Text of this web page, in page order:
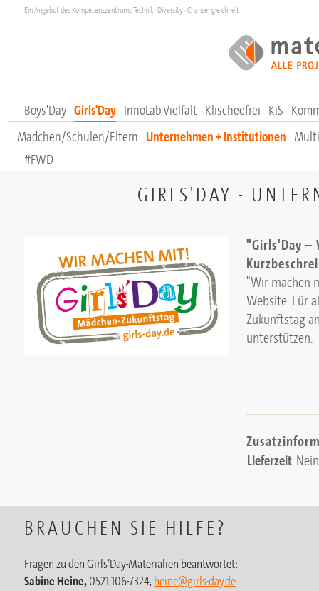
Ein Angebot des Kompetenzzentrums Technik · Diversity · Chancengleichheit
Boys'Day Girls'Day
Mädchen/Schulen/Eltern Unternehmen + Institutionen
InnoLab Vielfalt Klischeefrei KiS
#FWD
GIRLS'DAY -
"Girls'Day –
"Wir machen
Website. Für
Zukunftstag
unterstützen.
Lieferzeit Nein
BRAUCHEN SIE HILFE?
Fragen zu den Girls’Day-Materialien beantwortet:
Sabine Heine,0521 106-7324,heine@girls-day.de